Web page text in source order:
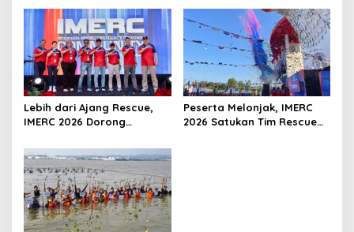
Lebih dari Ajang Rescue,
IMERC 2026 Dorong
Kompeten untuk Indonesia
Peserta Melonjak, IMERC
2026 Satukan Tim Rescue